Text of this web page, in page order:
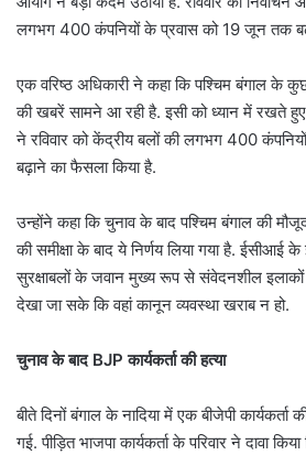
लगभग 400 कंपनियों के प्रवास को 19 जून तक
एक वरिष्ठ अधिकारी ने कहा कि पश्चिम बंगाल के
की खबरें सामने आ रही है. इसी को ध्यान में रखते
ने रविवार को केंद्रीय बलों की लगभग 400
बढ़ाने का फैसला किया है.
उन्होंने कहा कि चुनाव के बाद पश्चिम बंगाल की
की समीक्षा के बाद ये निर्णय लिया गया है.
सुरक्षाबलों के जवान मुख्य रूप से संवेदनशील
देखा जा सके कि वहां कानून व्यवस्था खराब न हो.
चुनाव के बाद BJP कार्यकर्ता की हत्या
बीते दिनों बंगाल के नादिया में एक बीजेपी कार्यकर्ता
गई. पीड़ित भाजपा कार्यकर्ता के परिवार ने दावा